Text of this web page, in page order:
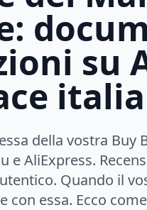
su
della vostra Buy
e AliExpress.
Quando il
con essa. Ecco